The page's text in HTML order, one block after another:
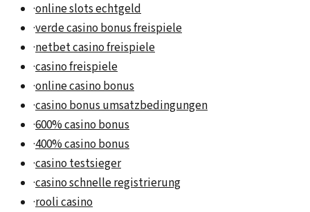
·online slots echtgeld
·verde casino bonus freispiele
·netbet casino freispiele
·casino freispiele
·online casino bonus
·casino bonus umsatzbedingungen
·600% casino bonus
·400% casino bonus
·casino testsieger
·casino schnelle registrierung
·rooli casino